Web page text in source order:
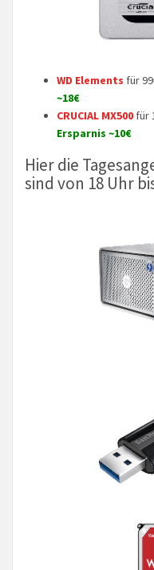
WD Elements für
~18€
CRUCIAL MX500 für
Ersparnis ~10€
Hier die
sind von 18 Uhr